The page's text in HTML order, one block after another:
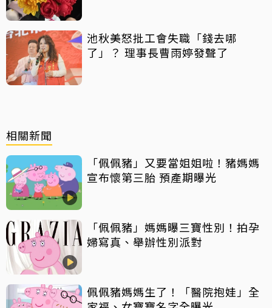
池秋美怒批工會失職「錢去哪
了」？ 理事長曹雨婷發聲了
相關新聞
「佩佩豬」又要當姐姐啦！豬媽媽
宣布懷第三胎 預產期曝光
「佩佩豬」媽媽曝三寶性別！拍孕
婦寫真、舉辦性別派對
佩佩豬媽媽生了！「醫院抱娃」全